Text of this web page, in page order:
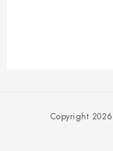
Copyright 2026